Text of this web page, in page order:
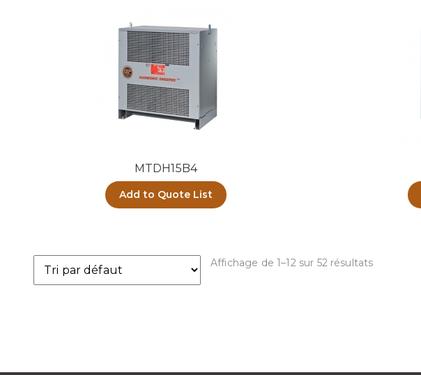
MTDH15B4
Add to Quote List
Affichage de 1–12 sur 52 résultats